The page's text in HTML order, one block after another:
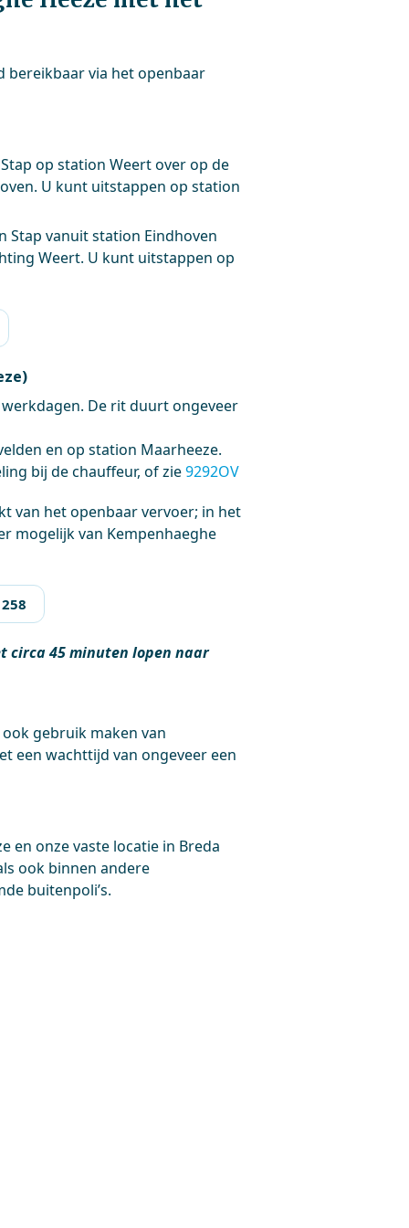
bereikbaar via het openbaar
op station Weert over op de
U kunt uitstappen op station
Stap vanuit station Eindhoven
Weert. U kunt uitstappen op
De rit duurt ongeveer
en op station Maarheeze.
bij de chauffeur, of zie9292OV
van het openbaar vervoer; in het
mogelijk van Kempenhaeghe
circa 45 minuten lopen naar
gebruik maken van
een wachttijd van ongeveer een
en onze vaste locatie in Breda
ook binnen andere
buitenpoli’s.